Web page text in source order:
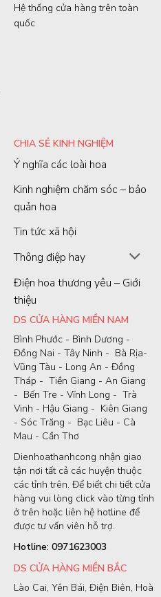
Hệ thống cửa hàng trên toàn
quốc
CHIA SẺ KINH NGHIỆM
Ý nghĩa các loài hoa
Kinh nghiệm chăm sóc – bảo
quản hoa
Tin tức xã hội
Thông điệp hay
Điện hoa thương yêu – Giới
thiệu
DS CỬA HÀNG MIỀN NAM
Bình Phước - Bình Dương -
Đồng Nai - Tây Ninh - Bà Rịa-
Vũng Tàu - Long An - Đồng
Tháp - Tiền Giang - An Giang
- Bến Tre - Vĩnh Long - Trà
Vinh - Hậu Giang - Kiên Giang
- Sóc Trăng - Bạc Liêu - Cà
Mau - Cần Thơ
Dienhoathanhcong nhận giao
tận nơi tất cả các huyện thuộc
các tỉnh trên. Để biết chi tiết cửa
hàng vui lòng click vào từng tỉnh
ở trên hoặc liên hệ hotline để
được tư vấn viên hỗ trợ.
Hotline: 0971623003
DS CỬA HÀNG MIỀN BẮC
Lào Cai, Yên Bái, Điện Biên, Hoà